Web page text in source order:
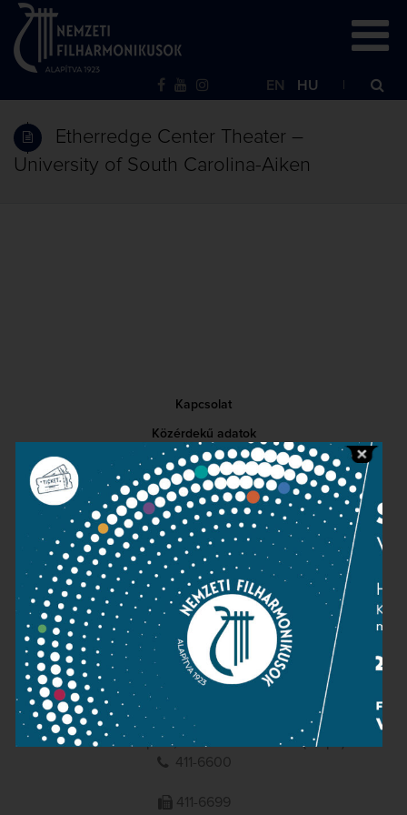
EN HU
Etherredge Center Theater –
University of South Carolina-Aiken
Kapcsolat
Közérdekű adatok
Sajtószoba
Adatvédelem
Impresszum
NEMZETI
FILHARMONIKUSOK
1095 Budapest, Komor Marcell u. 1. (Müpa)
411-6600
411-6699